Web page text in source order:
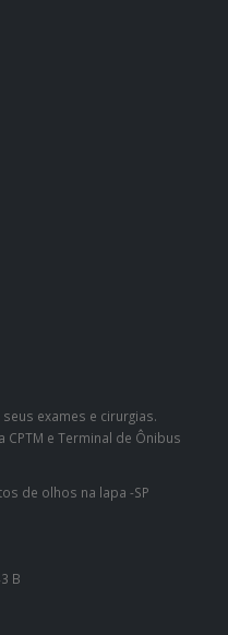
exames e cirurgias.
CPTM e Terminal de Ônibus
de olhos na lapa -SP
B